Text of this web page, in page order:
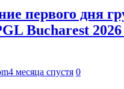
первого дня
Bucharest
4 месяца спустя 0